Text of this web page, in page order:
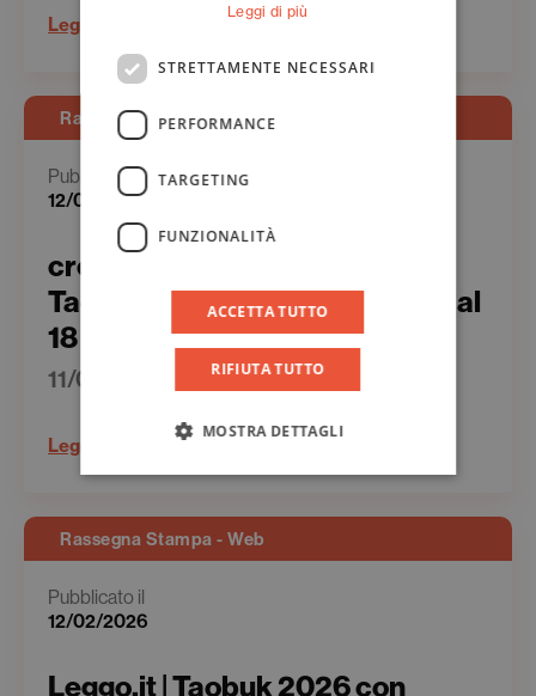
Leggi
Rassegna Stampa - Web
Pubblicato il
12/02/2026
cronacaoggiquotidiano.it |
Taobuk 2026: la XVI edizione dal
18 al 22 giugno
11/02/2026
Leggi
Rassegna Stampa - Web
Pubblicato il
12/02/2026
Leggo.it | Taobuk 2026 con
Leggi di più
STRETTAMENTE NECESSARI
PERFORMANCE
TARGETING
FUNZIONALITÀ
ACCETTA TUTTO
RIFIUTA TUTTO
MOSTRA DETTAGLI